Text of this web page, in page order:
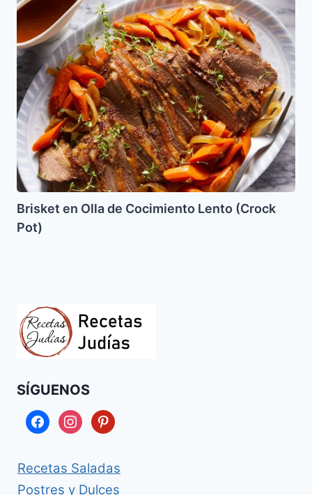
en
Olla
de
Cocimiento
Lento
(Crock
Pot)
Brisket en Olla de Cocimiento Lento (Crock
Pot)
SÍGUENOS
facebookinstagrampinterest
Recetas Saladas
Postres y Dulces